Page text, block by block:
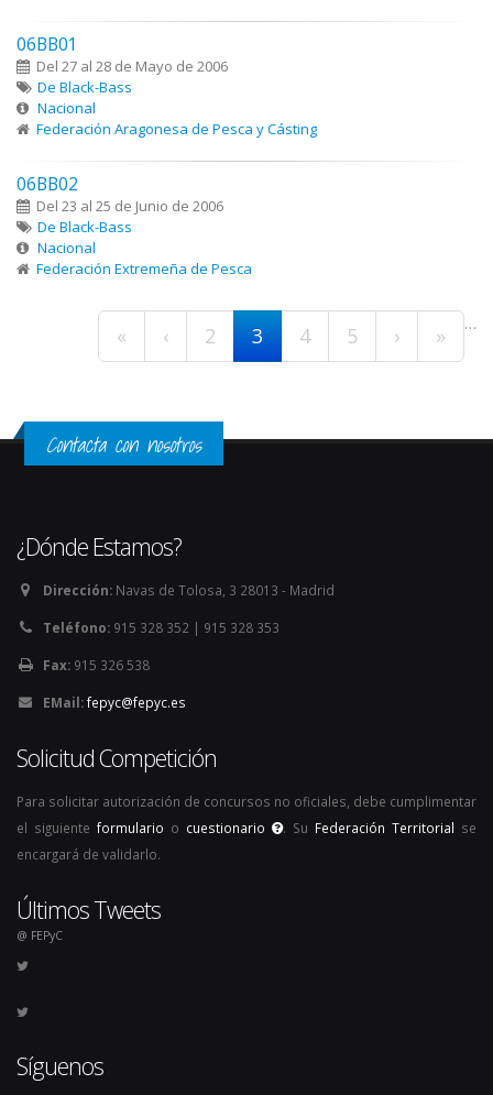
06BB01
Del 27 al 28 de Mayo de 2006
De Black-Bass
Nacional
Federación Aragonesa de Pesca y Cásting
06BB02
Del 23 al 25 de Junio de 2006
De Black-Bass
Nacional
Federación Extremeña de Pesca
Páginas
« ‹ …
2 3 4 5 › »
Contacta con nosotros
¿Dónde Estamos?
Dirección: Navas de Tolosa, 3 28013 - Madrid
Teléfono: 915 328 352 | 915 328 353
Fax: 915 326 538
EMail:fepyc@fepyc.es
Solicitud Competición
Para solicitar autorización de concursos no oficiales, debe cumplimentar
el siguiente formulario o cuestionario . Su Federación Territorial se
encargará de validarlo.
Últimos Tweets
@ FEPyC
Síguenos